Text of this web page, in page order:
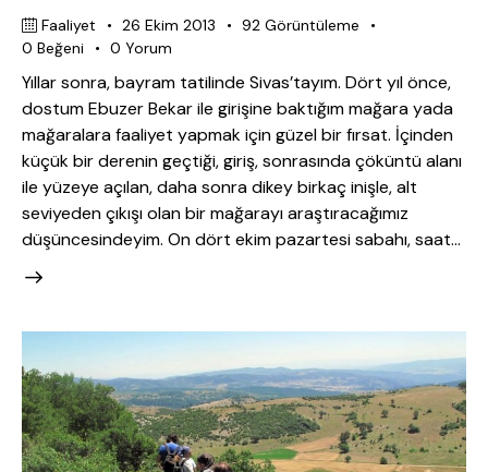
Faaliyet 26 Ekim 2013 92 Görüntüleme
0 Beğeni 0 Yorum
Yıllar sonra, bayram tatilinde Sivas’tayım. Dört yıl önce,
dostum Ebuzer Bekar ile girişine baktığım mağara yada
mağaralara faaliyet yapmak için güzel bir fırsat. İçinden
küçük bir derenin geçtiği, giriş, sonrasında çöküntü alanı
ile yüzeye açılan, daha sonra dikey birkaç inişle, alt
seviyeden çıkışı olan bir mağarayı araştıracağımız
düşüncesindeyim. On dört ekim pazartesi sabahı, saat…